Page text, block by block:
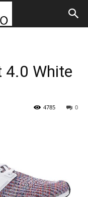
4.0 White
0
4785